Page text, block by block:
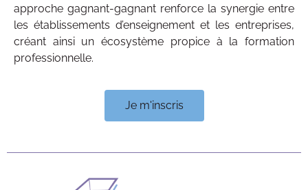
approche gagnant-gagnant renforce la synergie entre
les établissements d’enseignement et les entreprises,
créant ainsi un écosystème propice à la formation
professionnelle.
Je m'inscris